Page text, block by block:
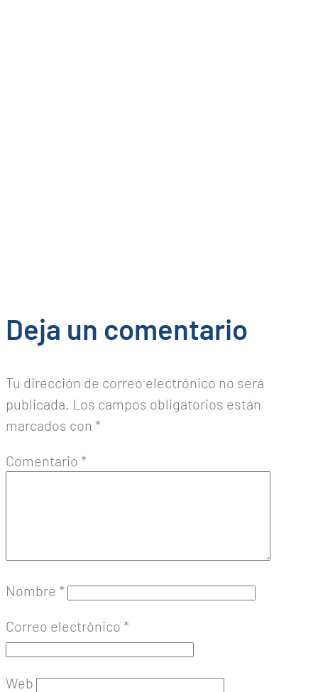
Deja un comentario
Tu dirección de correo electrónico no será
publicada. Los campos obligatorios están
marcados con *
Comentario *
Nombre *
Correo electrónico *
Web